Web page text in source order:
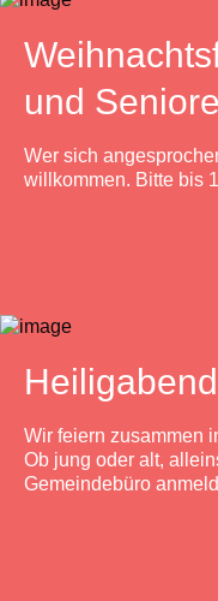
und
Wer sich
willkommen. Bitte bis
Wir feiern zusammen
Ob jung oder alt,
Gemeindebüro